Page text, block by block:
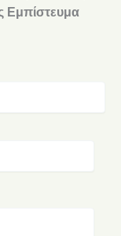
Εμπίστευμα